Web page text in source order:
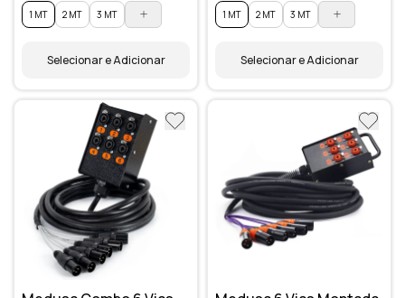
1 MT 2 MT 3 MT
Selecionar e Adicionar
1 MT 2 MT 3 MT
Selecionar e Adicionar